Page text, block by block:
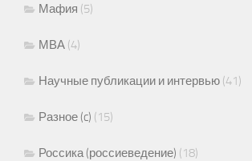
Мафия (5)
МВА (4)
Научные публикации и интервью (41)
Разное (c) (15)
Россика (россиеведение) (18)